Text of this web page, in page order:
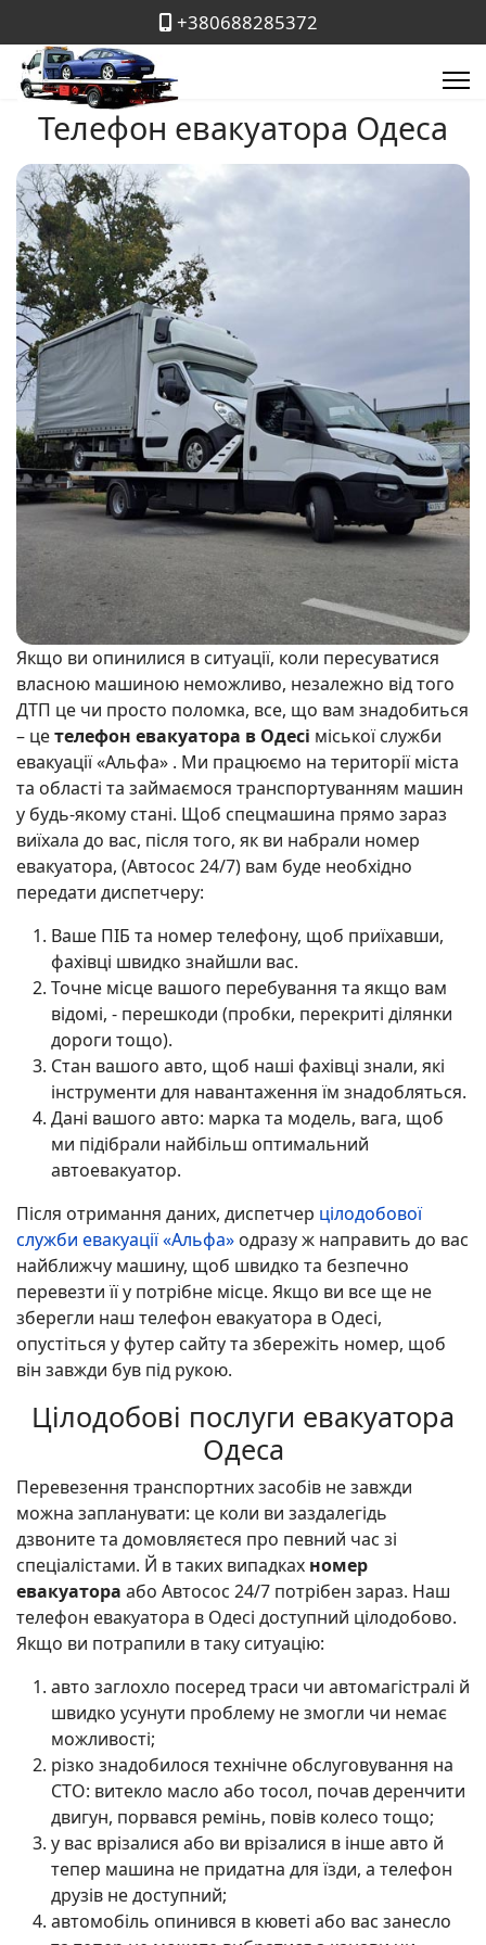
+380688285372
Телефон евакуатора Одеса
Якщо ви опинилися в ситуації, коли пересуватися
власною машиною неможливо, незалежно від того
ДТП це чи просто поломка, все, що вам знадобиться
– цетелефон евакуатора в Одесі міської служби
евакуації «Альфа» . Ми працюємо на території міста
та області та займаємося транспортуванням машин
у будь-якому стані. Щоб спецмашина прямо зараз
виїхала до вас, після того, як ви набрали номер
евакуатора, (Автосос 24/7) вам буде необхідно
передати диспетчеру:
Ваше ПІБ та номер телефону, щоб приїхавши,
фахівці швидко знайшли вас.
Точне місце вашого перебування та якщо вам
відомі, - перешкоди (пробки, перекриті ділянки
дороги тощо).
Стан вашого авто, щоб наші фахівці знали, які
інструменти для навантаження їм знадобляться.
Дані вашого авто: марка та модель, вага, щоб
ми підібрали найбільш оптимальний
автоевакуатор.
Після отримання даних, диспетчер цілодобової
служби евакуації «Альфа» одразу ж направить до вас
найближчу машину, щоб швидко та безпечно
перевезти її у потрібне місце. Якщо ви все ще не
зберегли наш телефон евакуатора в Одесі,
опустіться у футер сайту та збережіть номер, щоб
він завжди був під рукою.
Цілодобові послуги евакуатора
Одеса
Перевезення транспортних засобів не завжди
можна запланувати: це коли ви заздалегідь
дзвоните та домовляєтеся про певний час зі
спеціалістами. Й в таких випадках номер
евакуатора або Автосос 24/7 потрібен зараз. Наш
телефон евакуатора в Одесі доступний цілодобово.
Якщо ви потрапили в таку ситуацію:
авто заглохло посеред траси чи автомагістралі й
швидко усунути проблему не змогли чи немає
можливості;
різко знадобилося технічне обслуговування на
СТО: витекло масло або тосол, почав деренчити
двигун, порвався ремінь, повів колесо тощо;
у вас врізалися або ви врізалися в інше авто й
тепер машина не придатна для їзди, а телефон
друзів не доступний;
автомобіль опинився в кюветі або вас занесло